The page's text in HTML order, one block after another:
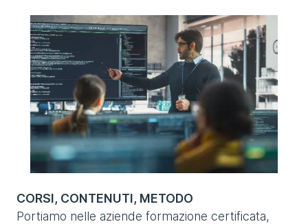
CORSI, CONTENUTI, METODO
Portiamo nelle aziende formazione certificata,